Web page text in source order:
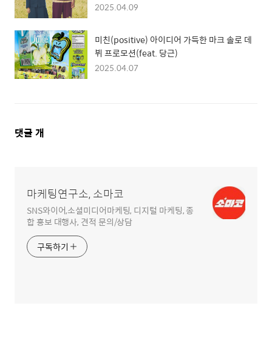
2025.04.09
미친(positive) 아이디어 가득한 마크 솔로 데
뷔 프로모션(feat. 당근)
2025.04.07
댓
댓글 개
마케팅연구소, 소마코
SNS와이어,소셜미디어마케팅, 디지털 마케팅, 종
합 홍보 대행사, 견적 문의/상담
구독하기